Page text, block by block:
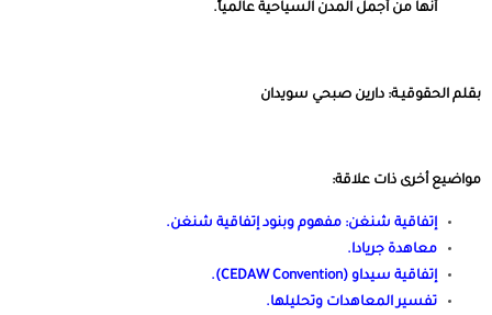
أنها من أجمل المدن السياحية عالمياً.
بقلم الحقوقيـة: دارين صبحي سويدان
مواضيع أخرى ذات علاقة:
إتفاقية شنغن: مفهوم وبنود إتفاقية شنغن.
معاهدة جريادا.
إتفاقية سيداو (CEDAW Convention)
.
تفسير المعاهدات وتحليلها.